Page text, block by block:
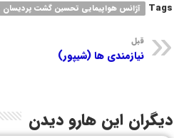
Tags آژانس هواپیمایی تحسین گشت پردیسان
قبل
نیازمندی ها (شیپور)
دیگران این هارو دیدن